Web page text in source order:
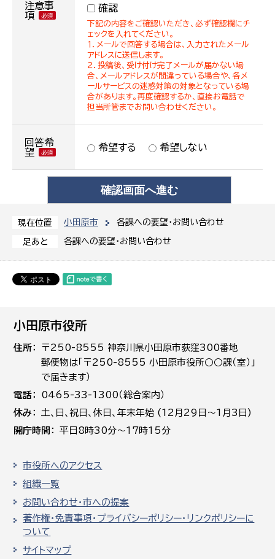
現在位置 小田原市 各課への要望・お問い合わせ
足あと 各課への要望・お問い合わせ
注意事
項
確認
下記の内容をご確認いただき、必ず確認欄にチ
ェックを入れてください。
１．メールで回答する場合は、入力されたメール
アドレスに送信します。
２．投稿後、受け付け完了メールが届かない場
合、メールアドレスが間違っている場合や、各メ
ールサービスの迷惑対策の対象となっている場
合があります。再度確認するか、直接お電話で
担当所管までお問い合わせください。
回答希
望
希望する 希望しない
小田原市役所
住所
〒250-8555 神奈川県小田原市荻窪300番地
郵便物は「〒250-8555 小田原市役所○○課（室）」
で届きます）
電話
0465-33-1300（総合案内）
休み
土､日､祝日、休日、年末年始 (12月29日～1月3日)
開庁時間
平日8時30分～17時15分
市役所へのアクセス
組織一覧
お問い合わせ・市への提案
著作権・免責事項・プライバシーポリシー・リンクポリシーに
ついて
サイトマップ